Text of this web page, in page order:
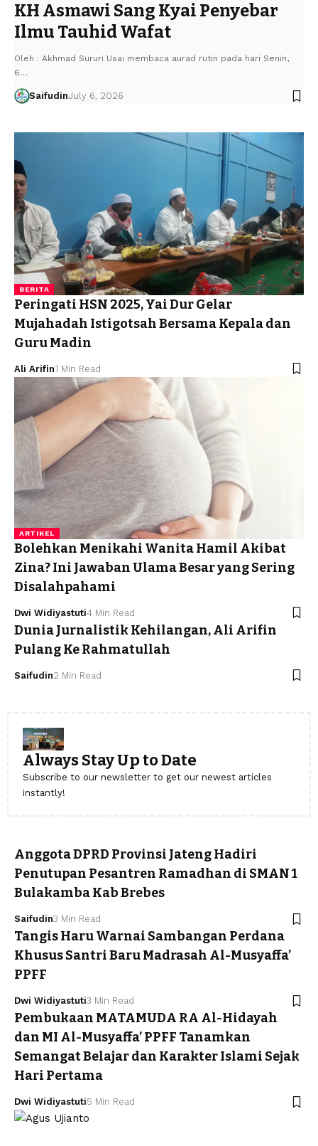
KH Asmawi Sang Kyai Penyebar
Ilmu Tauhid Wafat
Oleh : Akhmad Sururi Usai membaca aurad rutin pada hari Senin,
6…
SaifudinJuly 6, 2026
BERITA
Peringati HSN 2025, Yai Dur Gelar
Mujahadah Istigotsah Bersama Kepala dan
Guru Madin
Ali Arifin1 Min Read
ARTIKEL
Bolehkan Menikahi Wanita Hamil Akibat
Zina? Ini Jawaban Ulama Besar yang Sering
Disalahpahami
Dwi Widiyastuti4 Min Read
Dunia Jurnalistik Kehilangan, Ali Arifin
Pulang Ke Rahmatullah
Saifudin2 Min Read
Always Stay Up to Date
Subscribe to our newsletter to get our newest articles
instantly!
Anggota DPRD Provinsi Jateng Hadiri
Penutupan Pesantren Ramadhan di SMAN 1
Bulakamba Kab Brebes
Saifudin3 Min Read
Tangis Haru Warnai Sambangan Perdana
Khusus Santri Baru Madrasah Al-Musyaffa’
PPFF
Dwi Widiyastuti3 Min Read
Pembukaan MATAMUDA RA Al-Hidayah
dan MI Al-Musyaffa’ PPFF Tanamkan
Semangat Belajar dan Karakter Islami Sejak
Hari Pertama
Dwi Widiyastuti5 Min Read